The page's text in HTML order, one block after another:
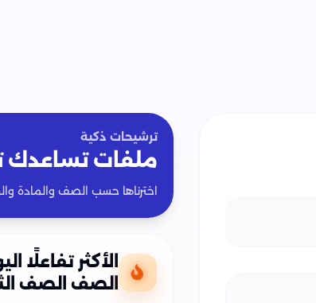
تحميل كتاب مفاهيم وأسئلة الفيزياء في الفصل السابع
تحميل كتاب مفاهيم وأسئلة الفيزياء في الفصل الثامن
ترشيحات ذكية
ملفات
اخترناها حسب الصف والمادة
الأكثر تفاعلًا
الصف الصف